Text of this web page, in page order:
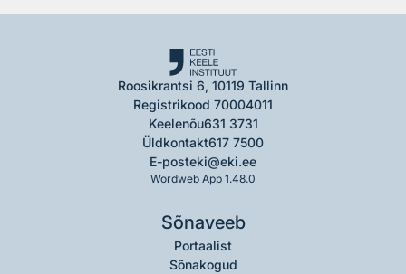
Roosikrantsi 6, 10119 Tallinn
Registrikood 70004011
Keelenõu631 3731
Üldkontakt617 7500
E-posteki@eki.ee
Wordweb App 1.48.0
Sõnaveeb
Portaalist
Sõnakogud